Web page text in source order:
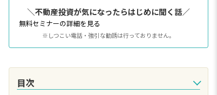
＼不動産投資が気になったらはじめに聞く話／
無料セミナーの詳細を見る
※しつこい電話・強引な勧誘は行っておりません。
目次